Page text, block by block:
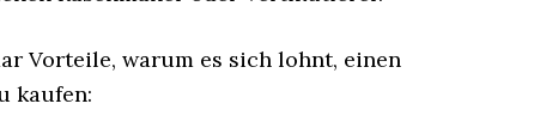
Vorteile, warum es sich lohnt, einen
kaufen: